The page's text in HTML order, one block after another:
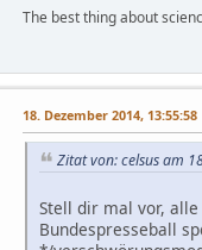
The best thing about
18. Dezember 2014, 13:55:58
Zitat von: celsus am
Stell dir mal vor,
Bundespresseball